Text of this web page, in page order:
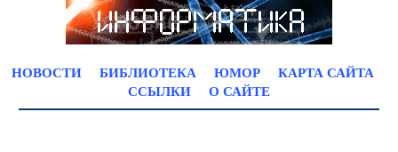
НОВОСТИ БИБЛИОТЕКА ЮМОР
КАРТА САЙТА
ССЫЛКИ
О САЙТЕ